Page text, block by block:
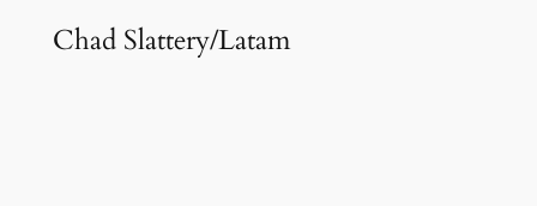
Chad Slattery/Latam